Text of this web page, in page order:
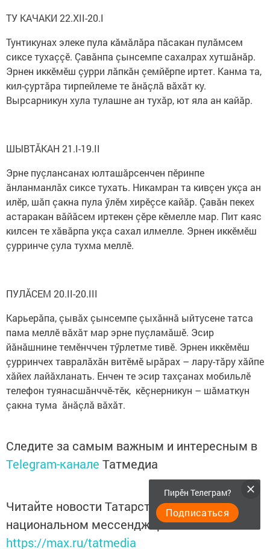
ТУ КАЧАКИ 22.XII-20.I
Тунтикунах элеке пула кăмăлăра пăсакан пулăмсем
сиксе тухаççӗ. Çавăнпа çынсемпе сахалрах хутшăнăр.
Эрнен иккӗмӗш çурри лăпкăн çемйӗрпе иртет. Канма та,
кил-çуртăра тирпейлеме те ăнăçлă вăхăт ку.
Вырсарникун хула тулашне ан тухăр, ют яла ан кайăр.
ШЫВТĂКАН 21.I-19.II
Эрне пуçлансанах юлташăрсенчен пӗринпе
ăнланманлăх сиксе тухать. Никамран та кивçен укçа ан
илӗр, шăп çакна пула ӳлӗм хирӗçсе кайăр. Çавăн пекех
астаракан вăйăсем иртекен çӗре кӗмелле мар. Пит каяс
килсен те хăвăрпа укçа сахал илмелле. Эрнен иккӗмӗш
çурринче çула тухма меллӗ.
ПУЛĂСЕМ 20.II-20.III
Карьерăпа, çывăх çынсемпе çыхăннă ыйтусене татса
пама меллӗ вăхăт мар эрне пуçламăшӗ. Эсир
йăнăшнине темӗнччен тӳрлетме тивӗ. Эрнен иккӗмӗш
çурринчех тавралăхăн витӗмӗ ырăрах – лару-тăру хăйпе
хăйех лайăхланать. Енчен те эсир тахçанах мобильлӗ
телефон туянасшăнччӗ-тӗк, кӗçнерникун – шăматкун
çакна тума ăнăçлă вăхăт.
Следите за самым важным и интересным в
Telegram-канале Татмедиа
Читайте новости Татарстана в
национальном мессенджере MАХ:
https://max.ru/tatmedia
Пирӗн Телеграм?
Подписаться